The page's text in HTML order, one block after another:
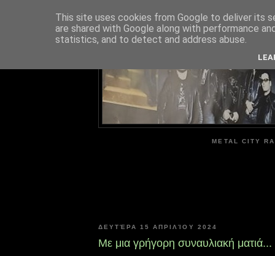
METAL CITY
ΔΕΥΤΈΡΑ 15 ΑΠΡΙΛΊΟΥ 2024
Με μια γρήγορη συναυλιακή ματιά...
This site uses cookies from Google to deliver its
are shared with Google along with performance
statistics, and to detect and address abuse.